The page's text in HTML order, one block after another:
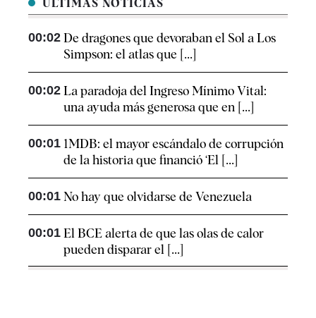
ÚLTIMAS NOTICIAS
00:02 De dragones que devoraban el Sol a Los
Simpson: el atlas que [...]
00:02 La paradoja del Ingreso Mínimo Vital:
una ayuda más generosa que en [...]
00:01 1MDB: el mayor escándalo de corrupción
de la historia que financió ‘El [...]
00:01 No hay que olvidarse de Venezuela
00:01 El BCE alerta de que las olas de calor
pueden disparar el [...]